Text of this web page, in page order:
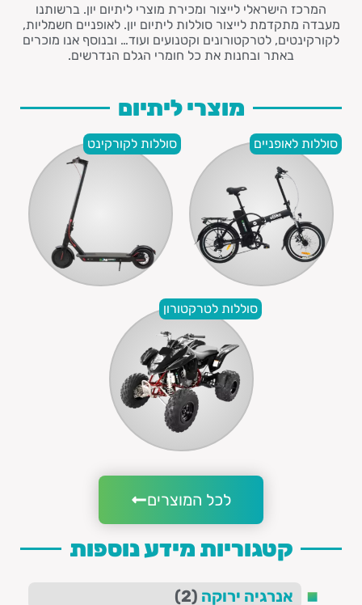
המרכז הישראלי לייצור ומכירת מוצרי ליתיום יון. ברשותנו
מעבדה מתקדמת לייצור סוללות ליתיום יון. לאופניים חשמליות,
לקורקינטים, לטרקטורונים וקטנועים ועוד… ובנוסף אנו מוכרים
באתר ובחנות את כל חומרי הגלם הנדרשים.
מוצרי ליתיום
סוללות לאופניים סוללות לקורקינט
סוללות לטרקטורון
לכל המוצרים
קטגוריות מידע נוספות
אנרגיה ירוקה (2)